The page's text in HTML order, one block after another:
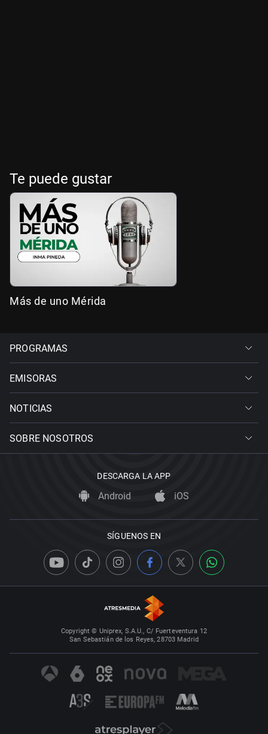
Te puede gustar
Más de uno Mérida
PROGRAMAS
EMISORAS
NOTICIAS
SOBRE NOSOTROS
DESCARGA LA APP
Android iOS
SÍGUENOS EN
Copyright © Uniprex, S.A.U., C/ Fuerteventura 12
San Sebastián de los Reyes, 28703 Madrid